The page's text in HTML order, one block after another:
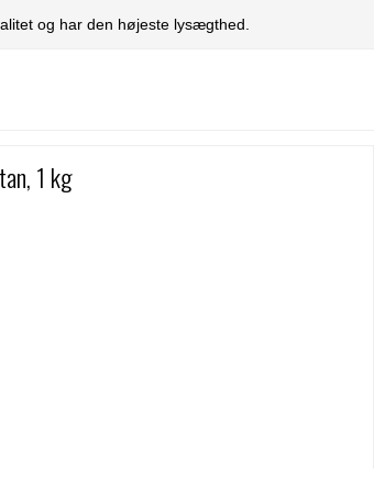
og har den højeste lysægthed.
1 kg